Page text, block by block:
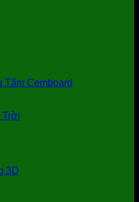
Tấm Cemboard
Trời
3D